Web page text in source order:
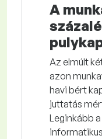
A
Az elmúlt
azon
havi bért
juttatás
Leginkább